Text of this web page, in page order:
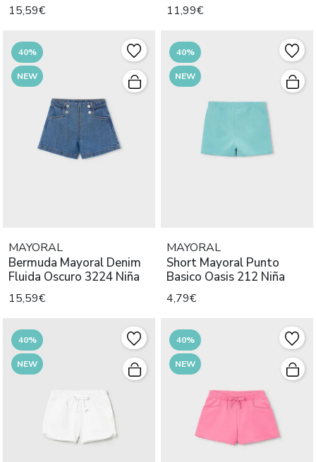
15,59€
Niña
11,99€
40%
NEW
MAYORAL
Bermuda Mayoral Denim
Fluida Oscuro 3224 Niña
15,59€
40%
NEW
MAYORAL
Short Mayoral Punto
Basico Oasis 212 Niña
4,79€
40%
NEW
40%
NEW